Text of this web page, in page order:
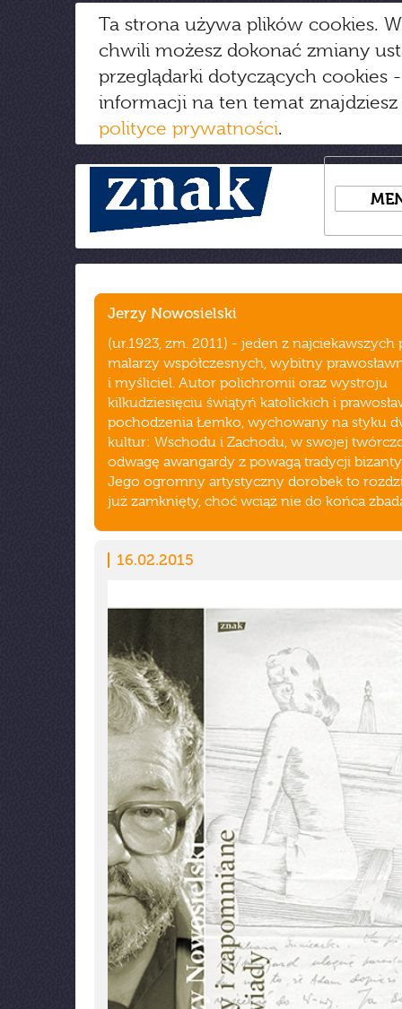
Ta strona używa plików cookies.
chwili możesz dokonać zmiany
przeglądarki dotyczących cookies
informacji na ten temat
polityce prywatności.
Jerzy Nowosielski
(ur.1923, zm. 2011) - jeden z najciekawszych
malarzy współczesnych, wybitny
i myśliciel. Autor polichromii oraz wystroju
kilkudziesięciu świątyń katolickich i
pochodzenia Łemko, wychowany na styku
kultur: Wschodu i Zachodu, w swojej
odwagę awangardy z powagą tradycji
Jego ogromny artystyczny dorobek to
już zamknięty, choć wciąż nie do końca
16.02.2015